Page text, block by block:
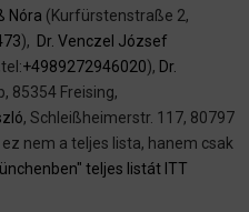
Nóra (Kurfürstenstraße 2,
), Dr. Venczel József
+4989272946020), Dr.
85354 Freising,
, Schleißheimerstr. 117, 80797
ez nem a teljes lista, hanem csak
teljes listát ITT